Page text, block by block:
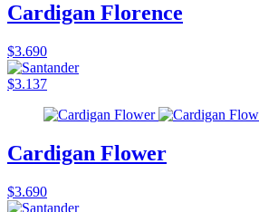
Cardigan Florence
$3.690
$3.137
Cardigan Flower
$3.690